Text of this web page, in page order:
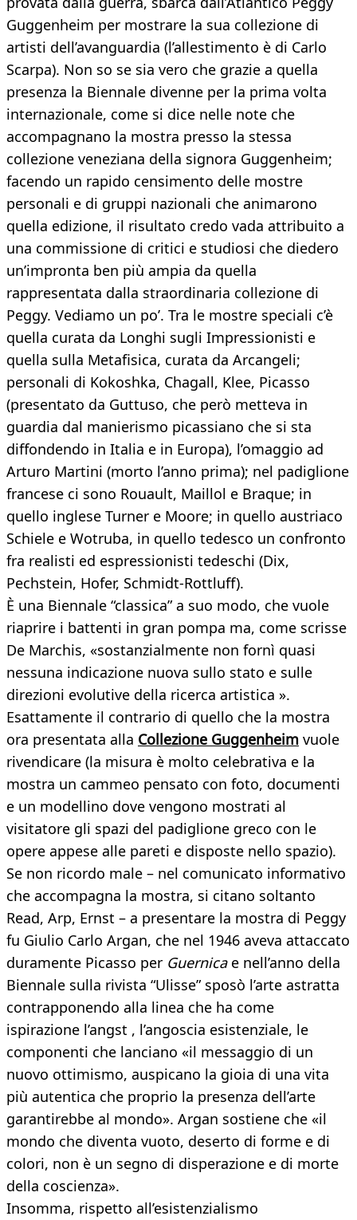
Guggenheim per mostrare la sua collezione di
artisti dell’avanguardia (l’allestimento è di Carlo
Scarpa). Non so se sia vero che grazie a quella
presenza la Biennale divenne per la prima volta
internazionale, come si dice nelle note che
accompagnano la mostra presso la stessa
collezione veneziana della signora Guggenheim;
facendo un rapido censimento delle mostre
personali e di gruppi nazionali che animarono
quella edizione, il risultato credo vada attribuito a
una commissione di critici e studiosi che diedero
un’impronta ben più ampia da quella
rappresentata dalla straordinaria collezione di
Peggy. Vediamo un po’. Tra le mostre speciali c’è
quella curata da Longhi sugli Impressionisti e
quella sulla Metafisica, curata da Arcangeli;
personali di Kokoshka, Chagall, Klee, Picasso
(presentato da Guttuso, che però metteva in
guardia dal manierismo picassiano che si sta
diffondendo in Italia e in Europa), l’omaggio ad
Arturo Martini (morto l’anno prima); nel padiglione
francese ci sono Rouault, Maillol e Braque; in
quello inglese Turner e Moore; in quello austriaco
Schiele e Wotruba, in quello tedesco un confronto
fra realisti ed espressionisti tedeschi (Dix,
Pechstein, Hofer, Schmidt-Rottluff).
È una Biennale “classica” a suo modo, che vuole
riaprire i battenti in gran pompa ma, come scrisse
De Marchis, «sostanzialmente non fornì quasi
nessuna indicazione nuova sullo stato e sulle
direzioni evolutive della ricerca artistica ».
Esattamente il contrario di quello che la mostra
ora presentata alla Collezione Guggenheim vuole
rivendicare (la misura è molto celebrativa e la
mostra un cammeo pensato con foto, documenti
e un modellino dove vengono mostrati al
visitatore gli spazi del padiglione greco con le
opere appese alle pareti e disposte nello spazio).
Se non ricordo male – nel comunicato informativo
che accompagna la mostra, si citano soltanto
Read, Arp, Ernst – a presentare la mostra di Peggy
fu Giulio Carlo Argan, che nel 1946 aveva attaccato
duramente Picasso per Guernicae nell’anno della
Biennale sulla rivista “Ulisse” sposò l’arte astratta
contrapponendo alla linea che ha come
ispirazione l’angst , l’angoscia esistenziale, le
componenti che lanciano «il messaggio di un
nuovo ottimismo, auspicano la gioia di una vita
più autentica che proprio la presenza dell’arte
garantirebbe al mondo». Argan sostiene che «il
mondo che diventa vuoto, deserto di forme e di
colori, non è un segno di disperazione e di morte
della coscienza».
Insomma, rispetto all’esistenzialismo